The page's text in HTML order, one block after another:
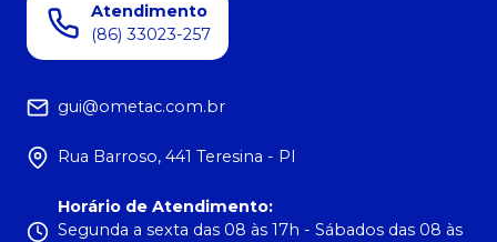
Atendimento
(86) 33023-257
gui@ometac.com.br
Rua Barroso, 441 Teresina - PI
Horário de Atendimento:
Segunda a sexta das 08 às 17h - Sábados das 08 às